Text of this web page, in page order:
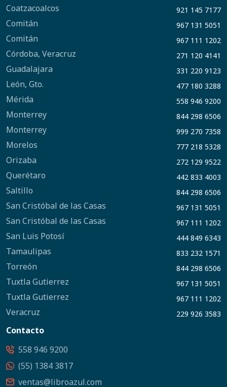
Coatzacoalcos 921 145 7177
Comitán 967 131 5051
Comitán 967 111 1202
Córdoba, Veracruz 271 120 4141
Guadalajara 331 220 9123
León, Gto. 477 180 3288
Mérida 558 946 9200
Monterrey 844 298 6506
Monterrey 999 270 7358
Morelos 777 218 5328
Orizaba 272 129 9522
Querétaro 442 833 4003
Saltillo 844 298 6506
San Cristóbal de las Casas 967 131 5051
San Cristóbal de las Casas 967 111 1202
San Luis Potosí 444 849 6343
Tamaulipas 833 232 1571
Torreón 844 298 6506
Tuxtla Gutierrez 967 131 5051
Tuxtla Gutierrez 967 111 1202
Veracruz 229 926 3583
Contacto
558 946 9200
(55) 1384 3817
ventas@libroazul.com